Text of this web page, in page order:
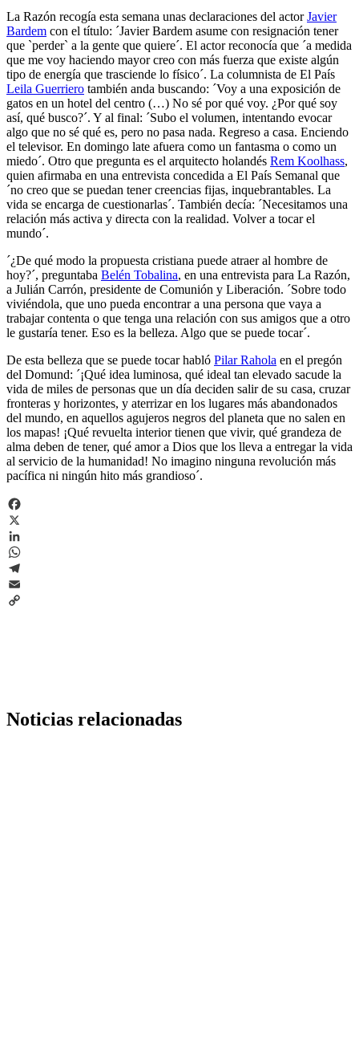
La Razón recogía esta semana unas declaraciones del actorJavier
Bardem con el título: ´Javier Bardem asume con resignación tener
que `perder` a la gente que quiere´. El actor reconocía que ´a medida
que me voy haciendo mayor creo con más fuerza que existe algún
tipo de energía que trasciende lo físico´. La columnista de El País
Leila Guerriero también anda buscando: ´Voy a una exposición de
gatos en un hotel del centro (…) No sé por qué voy. ¿Por qué soy
así, qué busco?´. Y al final: ´Subo el volumen, intentando evocar
algo que no sé qué es, pero no pasa nada. Regreso a casa. Enciendo
el televisor. En domingo late afuera como un fantasma o como un
miedo´. Otro que pregunta es el arquitecto holandés Rem Koolhass,
quien afirmaba en una entrevista concedida a El País Semanal que
´no creo que se puedan tener creencias fijas, inquebrantables. La
vida se encarga de cuestionarlas´. También decía: ´Necesitamos una
relación más activa y directa con la realidad. Volver a tocar el
mundo´.
´¿De qué modo la propuesta cristiana puede atraer al hombre de
hoy?´, preguntaba Belén Tobalina, en una entrevista para La Razón,
a Julián Carrón, presidente de Comunión y Liberación. ´Sobre todo
viviéndola, que uno pueda encontrar a una persona que vaya a
trabajar contenta o que tenga una relación con sus amigos que a otro
le gustaría tener. Eso es la belleza. Algo que se puede tocar´.
De esta belleza que se puede tocar habló Pilar Rahola en el pregón
del Domund: ´¡Qué idea luminosa, qué ideal tan elevado sacude la
vida de miles de personas que un día deciden salir de su casa, cruzar
fronteras y horizontes, y aterrizar en los lugares más abandonados
del mundo, en aquellos agujeros negros del planeta que no salen en
los mapas! ¡Qué revuelta interior tienen que vivir, qué grandeza de
alma deben de tener, qué amor a Dios que los lleva a entregar la vida
al servicio de la humanidad! No imagino ninguna revolución más
pacífica ni ningún hito más grandioso´.
Facebook
X
LinkedIn
WhatsApp
Telegram
Email
Noticias relacionadas